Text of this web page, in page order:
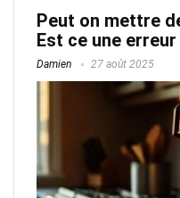
Peut on mettre
Est ce une erreur
Damien 27 août 2025